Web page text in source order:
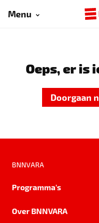
Menu
Oeps, er is
Doorgaan
BNNVARA
Programma's
Over BNNVARA